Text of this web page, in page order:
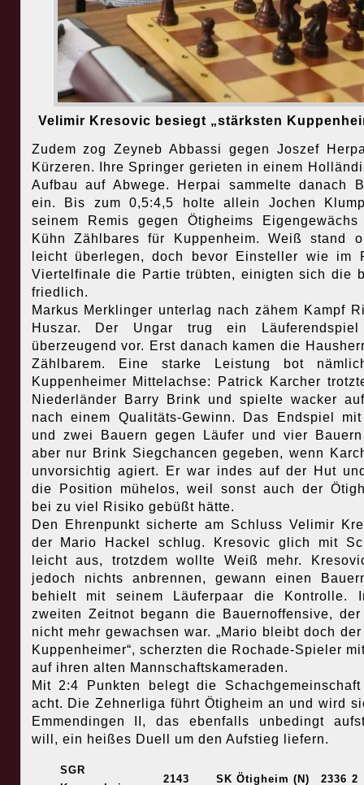
Velimir Kresovic besiegt „stärksten
Zudem zog Zeyneb Abbassi gegen Joszef
Kürzeren. Ihre Springer gerieten in einem
Aufbau auf Abwege. Herpai sammelte danach
ein. Bis zum 0,5:4,5 holte allein Jochen
seinem Remis gegen Ötigheims
Kühn Zählbares für Kuppenheim. Weiß stand
leicht überlegen, doch bevor Einsteller wie im
Viertelfinale die Partie trübten, einigten sich die
friedlich.
Markus Merklinger unterlag nach zähem Kampf
Huszar. Der Ungar trug ein
überzeugend vor. Erst danach kamen die
Zählbarem. Eine starke Leistung bot
Kuppenheimer Mittelachse: Patrick Karcher
Niederländer Barry Brink und spielte wacker
nach einem Qualitäts-Gewinn. Das Endspiel
und zwei Bauern gegen Läufer und vier
aber nur Brink Siegchancen gegeben, wenn
unvorsichtig agiert. Er war indes auf der Hut
die Position mühelos, weil sonst auch der
bei zu viel Risiko gebüßt hätte.
Den Ehrenpunkt sicherte am Schluss Velimir
der Mario Hackel schlug. Kresovic glich mit
leicht aus, trotzdem wollte Weiß mehr.
jedoch nichts anbrennen, gewann einen
behielt mit seinem Läuferpaar die Kontrolle.
zweiten Zeitnot begann die Bauernoffensive,
nicht mehr gewachsen war. „Mario bleibt doch
Kuppenheimer“, scherzten die Rochade-Spieler
auf ihren alten Mannschaftskameraden.
Mit 2:4 Punkten belegt die
acht. Die Zehnerliga führt Ötigheim an und wird
Emmendingen II, das ebenfalls unbedingt
will, ein heißes Duell um den Aufstieg liefern.
SGR
2143 SK Ötigheim (N) 2336 2